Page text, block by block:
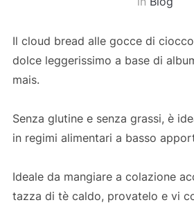
Il cloud bread alle gocce di
dolce leggerissimo a base di
mais.
Senza glutine e senza grassi, è
in regimi alimentari a basso
Ideale da mangiare a colazione
tazza di tè caldo, provatelo e vi